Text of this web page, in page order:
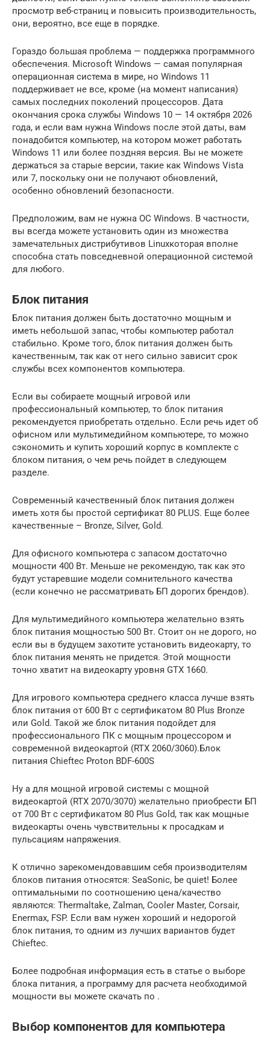
просмотр веб-страниц и повысить производительность,
они, вероятно, все еще в порядке.
Гораздо большая проблема — поддержка программного
обеспечения. Microsoft Windows — самая популярная
операционная система в мире, но Windows 11
поддерживает не все, кроме (на момент написания)
самых последних поколений процессоров. Дата
окончания срока службы Windows 10 — 14 октября 2026
года, и если вам нужна Windows после этой даты, вам
понадобится компьютер, на котором может работать
Windows 11 или более поздняя версия. Вы не можете
держаться за старые версии, такие как Windows Vista
или 7, поскольку они не получают обновлений,
особенно обновлений безопасности.
Предположим, вам не нужна ОС Windows. В частности,
вы всегда можете установить один из множества
замечательных дистрибутивов Linuxкоторая вполне
способна стать повседневной операционной системой
для любого.
Блок питания
Блок питания должен быть достаточно мощным и
иметь небольшой запас, чтобы компьютер работал
стабильно. Кроме того, блок питания должен быть
качественным, так как от него сильно зависит срок
службы всех компонентов компьютера.
Если вы собираете мощный игровой или
профессиональный компьютер, то блок питания
рекомендуется приобретать отдельно. Если речь идет об
офисном или мультимедийном компьютере, то можно
сэкономить и купить хороший корпус в комплекте с
блоком питания, о чем речь пойдет в следующем
разделе.
Современный качественный блок питания должен
иметь хотя бы простой сертификат 80 PLUS. Еще более
качественные – Bronze, Silver, Gold.
Для офисного компьютера с запасом достаточно
мощности 400 Вт. Меньше не рекомендую, так как это
будут устаревшие модели сомнительного качества
(если конечно не рассматривать БП дорогих брендов).
Для мультимедийного компьютера желательно взять
блок питания мощностью 500 Вт. Стоит он не дорого, но
если вы в будущем захотите установить видеокарту, то
блок питания менять не придется. Этой мощности
точно хватит на видеокарту уровня GTX 1660.
Для игрового компьютера среднего класса лучше взять
блок питания от 600 Вт с сертификатом 80 Plus Bronze
или Gold. Такой же блок питания подойдет для
профессионального ПК с мощным процессором и
современной видеокартой (RTX 2060/3060).Блок
питания Chieftec Proton BDF-600S
Ну а для мощной игровой системы с мощной
видеокартой (RTX 2070/3070) желательно приобрести БП
от 700 Вт с сертификатом 80 Plus Gold, так как мощные
видеокарты очень чувствительны к просадкам и
пульсациям напряжения.
К отлично зарекомендовавшим себя производителям
блоков питания относятся: SeaSonic, be quiet! Более
оптимальными по соотношению цена/качество
являются: Thermaltake, Zalman, Cooler Master, Corsair,
Enermax, FSP. Если вам нужен хороший и недорогой
блок питания, то одним из лучших вариантов будет
Chieftec.
Более подробная информация есть в статье о выборе
блока питания, а программу для расчета необходимой
мощности вы можете скачать по .
Выбор компонентов для компьютера